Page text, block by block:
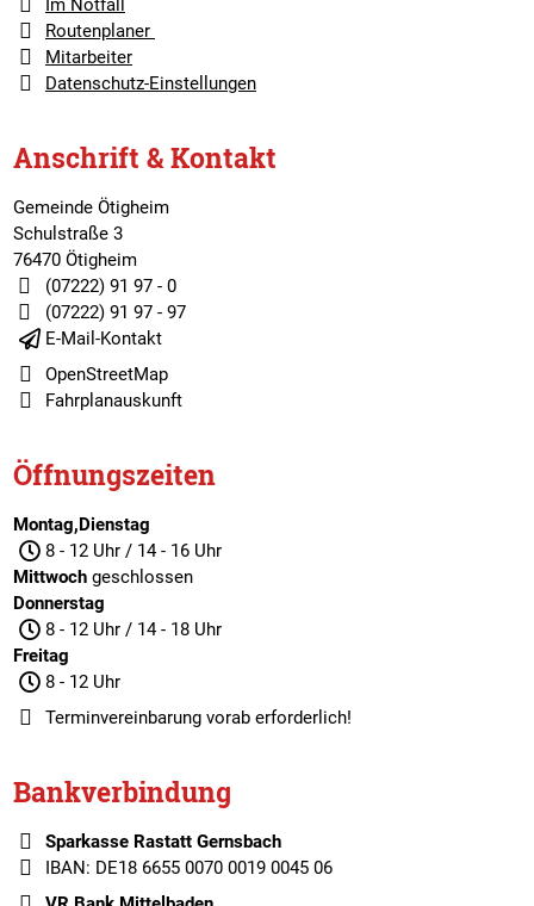
Im Notfall
Routenplaner
Mitarbeiter
Datenschutz-Einstellungen
Anschrift & Kontakt
Gemeinde Ötigheim
Schulstraße 3
76470 Ötigheim
(07222) 91 97 - 0
(07222) 91 97 - 97
E-Mail-Kontakt
OpenStreetMap
Fahrplanauskunft
Öffnungszeiten
Montag,Dienstag
8 - 12 Uhr / 14 - 16 Uhr
Mittwochgeschlossen
Donnerstag
8 - 12 Uhr / 14 - 18 Uhr
Freitag
8 - 12 Uhr
Terminvereinbarungvorab erforderlich!
Bankverbindung
Sparkasse Rastatt Gernsbach
IBAN: DE18 6655 0070 0019 0045 06